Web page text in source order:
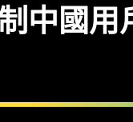
中國用